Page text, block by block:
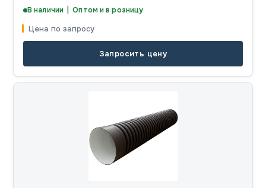
В наличии | Оптом и в розницу
Цена по запросу
Запросить цену